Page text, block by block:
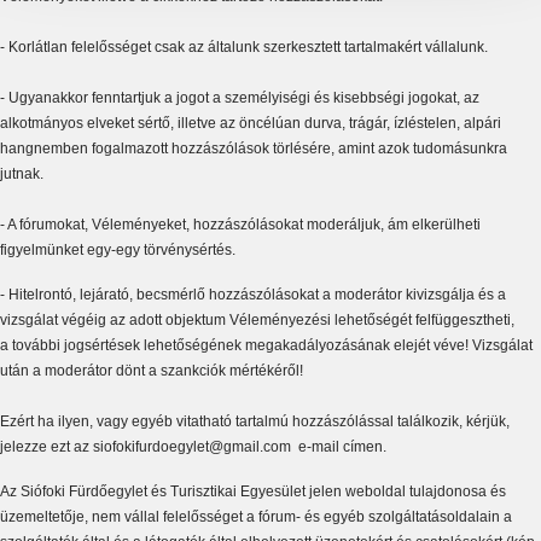
- Korlátlan felelősséget csak az általunk szerkesztett tartalmakért vállalunk.
- Ugyanakkor fenntartjuk a jogot a személyiségi és kisebbségi jogokat, az
alkotmányos elveket sértő, illetve az öncélúan durva, trágár, ízléstelen, alpári
hangnemben fogalmazott hozzászólások törlésére, amint azok tudomásunkra
jutnak.
- A fórumokat, Véleményeket, hozzászólásokat moderáljuk, ám elkerülheti
figyelmünket egy-egy törvénysértés.
- Hitelrontó, lejárató, becsmérlő hozzászólásokat a moderátor kivizsgálja és a
vizsgálat végéig az adott objektum Véleményezési lehetőségét felfüggesztheti,
a további jogsértések lehetőségének megakadályozásának elejét véve! Vizsgálat
után a moderátor dönt a szankciók mértékéről!
Ezért ha ilyen, vagy egyéb vitatható tartalmú hozzászólással találkozik, kérjük,
jelezze ezt az siofokifurdoegylet@gmail.com e-mail címen.
Az Siófoki Fürdőegylet és Turisztikai Egyesület jelen weboldal tulajdonosa és
üzemeltetője, nem vállal felelősséget a fórum- és egyéb szolgáltatásoldalain a